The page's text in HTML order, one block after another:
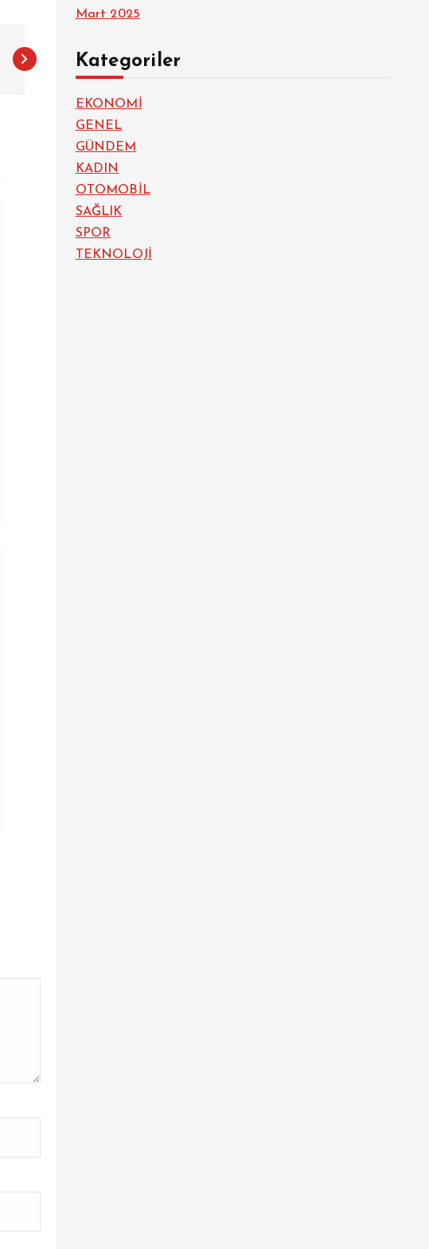
Mart 2025
Kategoriler
EKONOMİ
GENEL
GÜNDEM
KADIN
OTOMOBİL
SAĞLIK
SPOR
TEKNOLOJİ